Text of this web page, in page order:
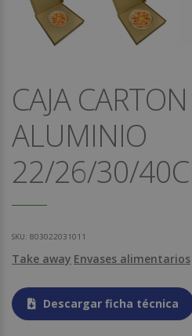
CAJA
ALUMINIO
22/26/30/
SKU: 803022031011
Take away Envases alimentarios
Descargar ficha técnica